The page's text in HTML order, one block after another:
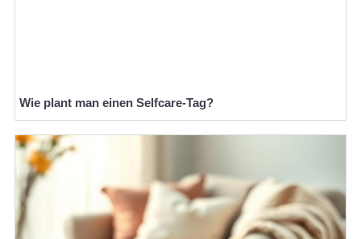
Wie plant man einen Selfcare-Tag?